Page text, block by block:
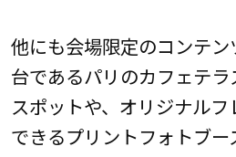
他にも会場限定のコンテ
台であるパリのカフェテ
スポットや、オリジナル
できるプリントフォトブー